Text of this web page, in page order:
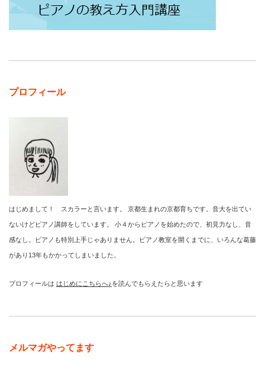
プロフィール
はじめまして！ スカラーと言います。 京都生まれの京都育ちです。音大を出てい
ないけどピアノ講師をしています。 小４からピアノを始めたので、初見力なし、音
感なし。ピアノも特別上手じゃありません。ピアノ教室を開くまでに、いろんな葛藤
があり13年もかかってしまいました。
プロフィールは はじめにこちらへ♪を読んでもらえたらと思います
メルマガやってます